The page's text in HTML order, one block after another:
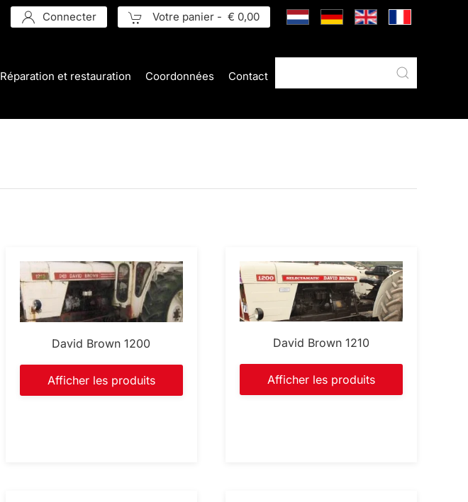
Connecter Votre panier - € 0,00
Réparation et restauration Coordonnées Contact
David Brown 1200
Afficher les produits
David Brown 1210
Afficher les produits